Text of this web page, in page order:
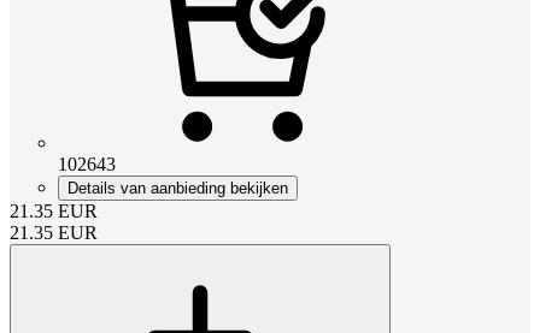
102643
Details van aanbieding bekijken
21.35 EUR
21.35 EUR